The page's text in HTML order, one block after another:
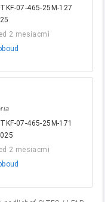
07-465-25M-127
2 mesiacmi
07-465-25M-171
2 mesiacmi